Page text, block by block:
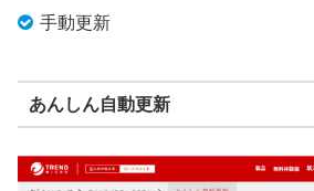
手動更新
あんしん自動更新